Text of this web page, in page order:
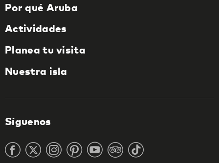
Por qué Aruba
Actividades
Planea tu visita
Nuestra isla
Síguenos